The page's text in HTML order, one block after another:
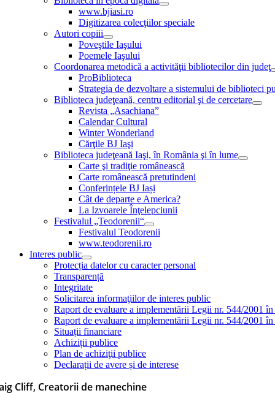
www.bjiasi.ro
Digitizarea colecţiilor speciale
Autori copiii
Poveştile Iaşului
Poemele Iaşului
Coordonarea metodică a activităţii bibliotecilor din judeţ
ProBiblioteca
Strategia de dezvoltare a sistemului de biblioteci
Biblioteca judeţeană, centru editorial şi de cercetare
Revista „Asachiana”
Calendar Cultural
Winter Wonderland
Cărţile BJ Iaşi
Biblioteca judeţeană Iaşi, în România şi în lume
Carte şi tradiţie românească
Carte românească pretutindeni
Conferințele BJ Iași
Cât de departe e America?
La Izvoarele Înţelepciunii
Festivalul „Teodorenii“
Festivalul Teodorenii
www.teodorenii.ro
Interes public
Protecția datelor cu caracter personal
Transparență
Integritate
Solicitarea informaţiilor de interes public
Raport de evaluare a implementării Legii nr. 544/2001
Raport de evaluare a implementării Legii nr. 544/2001
Situații financiare
Achiziții publice
Plan de achiziţii publice
Declarații de avere și de interese
Cliff, Creatorii de manechine